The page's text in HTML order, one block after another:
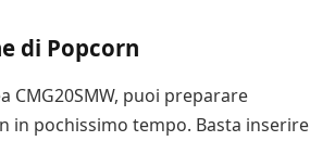
di Popcorn
CMG20SMW, puoi preparare
in pochissimo tempo. Basta inserire